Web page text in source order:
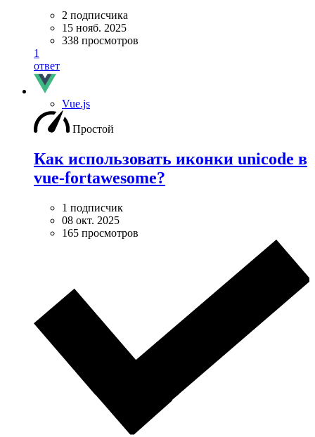
2 подписчика
15 нояб. 2025
338 просмотров
1
ответ
Vue.js
Простой
Как использовать иконки unicode в
vue-fortawesome?
1 подписчик
08 окт. 2025
165 просмотров